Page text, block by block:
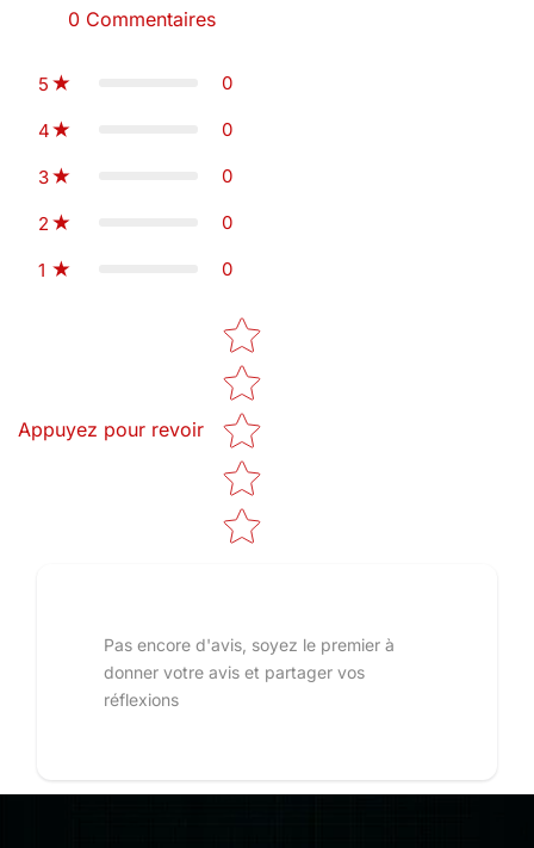
0 Commentaires
5 0
4 0
3 0
2 0
1 0
Appuyez pour revoir
Star rating
Pas encore d'avis, soyez le premier à
donner votre avis et partager vos
réflexions